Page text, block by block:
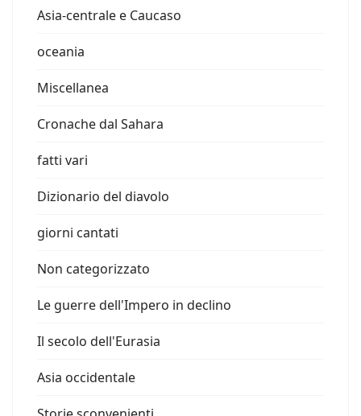
Asia-centrale e Caucaso
oceania
Miscellanea
Cronache dal Sahara
fatti vari
Dizionario del diavolo
giorni cantati
Non categorizzato
Le guerre dell'Impero in declino
Il secolo dell'Eurasia
Asia occidentale